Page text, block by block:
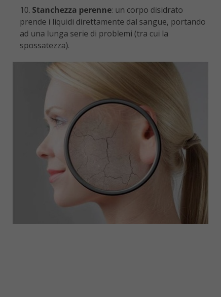
Stanchezza perenne: un corpo disidrato
prende i liquidi direttamente dal sangue, portando
ad una lunga serie di problemi (tra cui la
spossatezza).